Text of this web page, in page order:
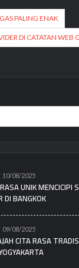
PALING ENAK
DI CATATAN WEB
10/08/2025
UNIK MENCICIPI
DI BANGKOK
09/08/2025
CITA RASA